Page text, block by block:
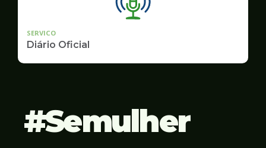
SERVICO
Diário Oficial
Semulher